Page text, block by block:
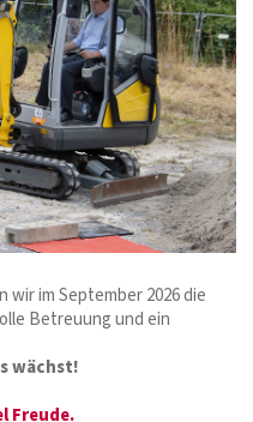
wir im September 2026 die
Betreuung und ein
wächst!
Freude.